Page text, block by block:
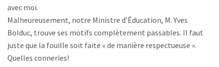
avec moi.
Malheureusement, notre Ministre d’Éducation, M. Yves
Bolduc, trouve ses motifs complètement passables. Il faut
juste que la fouille soit faite « de manière respectueuse ».
Quelles conneries!